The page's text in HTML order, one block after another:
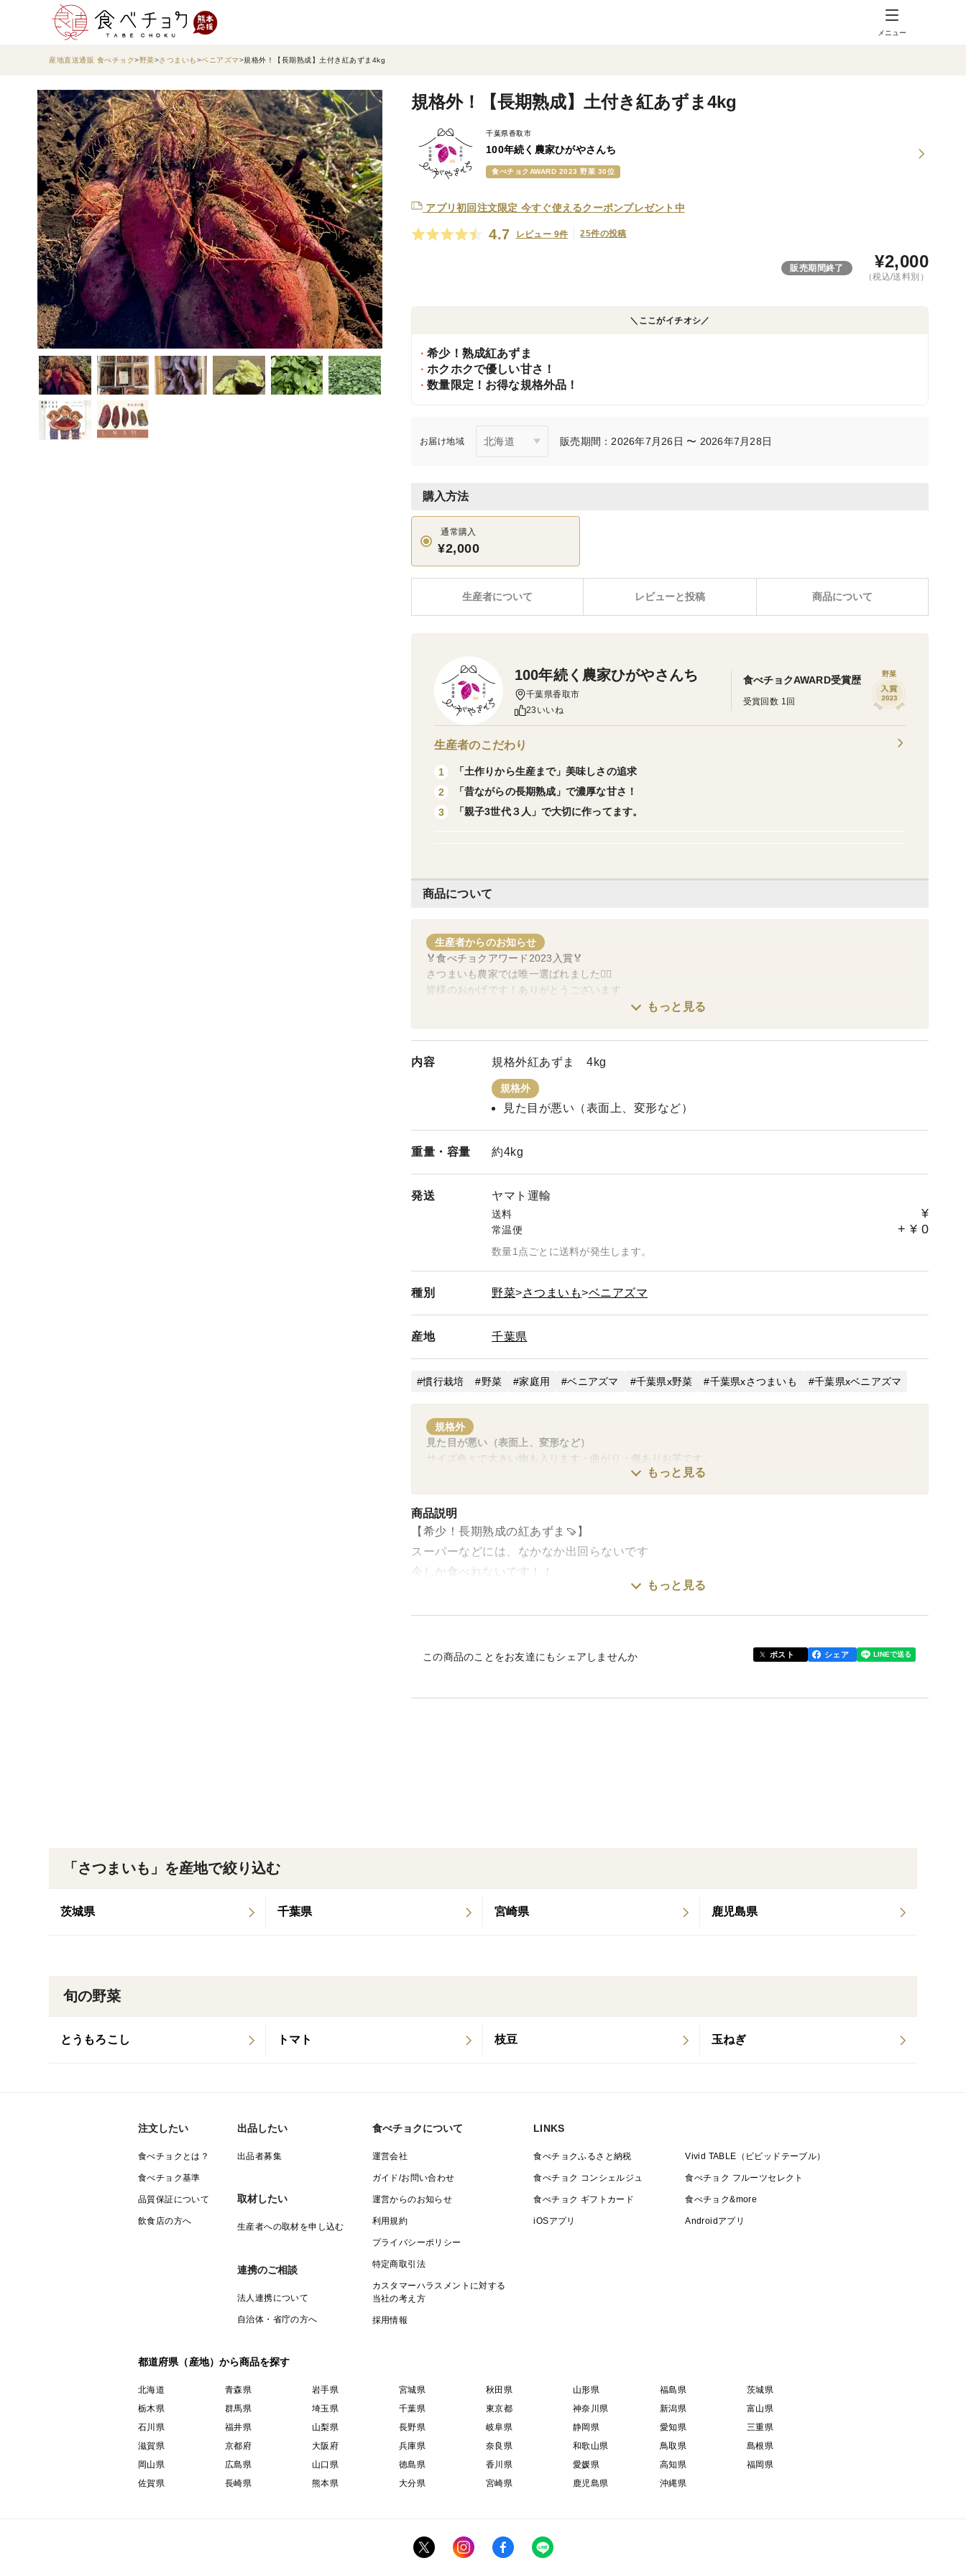
メニュー
産地直送通販 食べチョク 野菜 さつまいも ベニアズマ 規格外！【長期熟成】土付き紅あずま4kg
規格外！【長期熟成】土付き紅あずま4kg
千葉県香取市
100年続く農家ひがやさんち
食べチョクAWARD 2023 野菜 30位
アプリ初回注文限定 今すぐ使えるクーポンプレゼント中
4.7 レビュー 9件 25件の投稿
販売期間終了 ¥2,000
（税込/送料別）
＼ここがイチオシ／
希少！熟成紅あずま
ホクホクで優しい甘さ！
数量限定！お得な規格外品！
お届け地域 販売期間：2026年7月26日 〜 2026年7月28日
購入方法
通常購入
¥2,000
レビューと投稿 商品について
生産者について
商品について
生産者からのお知らせ
🏅食べチョクアワード2023入賞🏅
さつまいも農家では唯一選ばれました🙇‍♀️
皆様のおかげです！ありがとうございます
ご不便をおかけいたします。
もっと見る
内容 規格外紅あずま 4kg
規格外
見た目が悪い（表面上、変形など）
重量・ 容量 約4kg
発送 ヤマト運輸
送料 ¥
常温便 + ¥ 0
数量1点ごとに送料が発生します。
種別 野菜 さつまいも ベニアズマ
産地 千葉県
慣行栽培 野菜 家庭用 ベニアズマ 千葉県x野菜 千葉県xさつまいも 千葉県xベニアズマ
規格外
見た目が悪い（表面上、変形など）
サイズ色々で大きい物も入ります・曲がり・傷ありお芋です。
もっと見る
商品説明
【希少！長期熟成の紅あずま🍠】
スーパーなどには、なかなか出回らないです
今しか食べれないです！！
サイズも大小様々です。
・さつま芋は、冷蔵庫にいれておくと低温障害を起こし、傷みが早くなります。
【購入者様へのお願い】
※大きさ、形、本数の指定はできません。
※一つ一つ手作業で確認しておりますが、作業上どうしてもキズ・皮剥け・傷みのあるものなど
が入ることもございます。
もっと見る
この商品のことをお友達にもシェアしませんか ポスト シェア
100年続く農家ひがやさんち
千葉県香取市
23いいね
食べチョクAWARD受賞歴
受賞回数 1回
野菜
生産者のこだわり
1
「土作りから生産まで」美味しさの追求
2
「昔ながらの長期熟成」で濃厚な甘さ！
3
「親子3世代３人」で大切に作ってます。
「さつまいも」を産地で絞り込む
茨城県 千葉県 宮崎県 鹿児島県
旬の野菜
とうもろこし トマト 枝豆 玉ねぎ
注文したい
食べチョクとは？
食べチョク基準
品質保証について
飲食店の方へ
出品したい
出品者募集
取材したい
生産者への取材を申し込む
連携のご相談
法人連携について
自治体・省庁の方へ
食べチョクについて
運営会社
ガイド/お問い合わせ
運営からのお知らせ
利用規約
プライバシーポリシー
特定商取引法
カスタマーハラスメントに対する
当社の考え方
採用情報
LINKS
食べチョクふるさと納税 Vivid TABLE（ビビッドテーブル）
食べチョク コンシェルジュ 食べチョク フルーツセレクト
食べチョク ギフトカード 食べチョク&more
iOSアプリ Androidアプリ
都道府県（産地）から商品を探す
北海道 青森県 岩手県 宮城県 秋田県 山形県 福島県
茨城県
栃木県
群馬県 埼玉県 千葉県 東京都 神奈川県 新潟県
富山県
石川県
福井県 山梨県 長野県 岐阜県 静岡県 愛知県
三重県
滋賀県
京都府 大阪府 兵庫県 奈良県 和歌山県 鳥取県
島根県
岡山県
広島県 山口県 徳島県 香川県 愛媛県 高知県
福岡県
佐賀県
長崎県 熊本県 大分県 宮崎県 鹿児島県 沖縄県